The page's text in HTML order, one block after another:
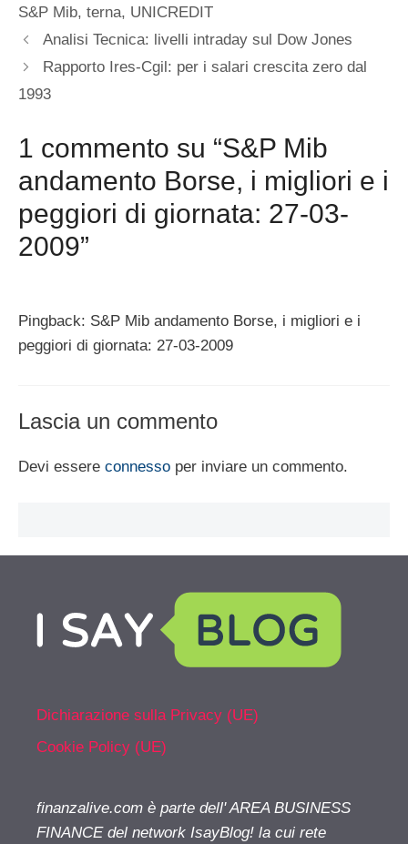
S&P Mib, terna, UNICREDIT
Analisi Tecnica: livelli intraday sul Dow Jones
Rapporto Ires-Cgil: per i salari crescita zero dal
1993
1 commento su “S&P Mib
andamento Borse, i migliori e i
peggiori di giornata: 27-03-
2009”
Pingback: S&P Mib andamento Borse, i migliori e i
peggiori di giornata: 27-03-2009
Lascia un commento
Devi essere connesso per inviare un commento.
Dichiarazione sulla Privacy (UE)
Cookie Policy (UE)
finanzalive.com è parte dell' AREA BUSINESS
FINANCE del network IsayBlog! la cui rete